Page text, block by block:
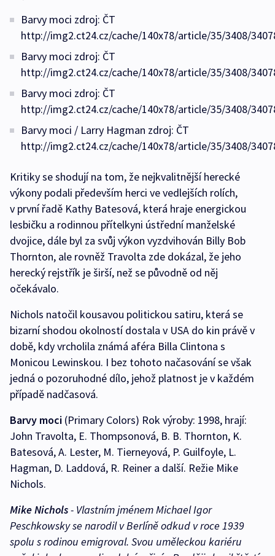
Barvy moci zdroj: ČT
http://img2.ct24.cz/cache/140x78/article/35/3408/
Barvy moci zdroj: ČT
http://img2.ct24.cz/cache/140x78/article/35/3408/
Barvy moci zdroj: ČT
http://img2.ct24.cz/cache/140x78/article/35/3408/
Barvy moci / Larry Hagman zdroj: ČT
http://img2.ct24.cz/cache/140x78/article/35/3408/
Kritiky se shodují na tom, že nejkvalitnější herecké
výkony podali především herci ve vedlejších rolích,
v první řadě Kathy Batesová, která hraje energickou
lesbičku a rodinnou přítelkyni ústřední manželské
dvojice, dále byl za svůj výkon vyzdvihován Billy Bob
Thornton, ale rovněž Travolta zde dokázal, že jeho
herecký rejstřík je širší, než se původně od něj
očekávalo.
Nichols natočil kousavou politickou satiru, která se
bizarní shodou okolností dostala v USA do kin právě v
době, kdy vrcholila známá aféra Billa Clintona s
Monicou Lewinskou. I bez tohoto načasování se však
jedná o pozoruhodné dílo, jehož platnost je v každém
případě nadčasová.
Barvy moci (Primary Colors) Rok výroby: 1998, hrají:
John Travolta, E. Thompsonová, B. B. Thornton, K.
Batesová, A. Lester, M. Tierneyová, P. Guilfoyle, L.
Hagman, D. Laddová, R. Reiner a další. Režie Mike
Nichols.
Mike Nichols- Vlastním jménem Michael Igor
Peschkowsky se narodil v Berlíně odkud v roce 1939
spolu s rodinou emigroval. Svou uměleckou kariéru